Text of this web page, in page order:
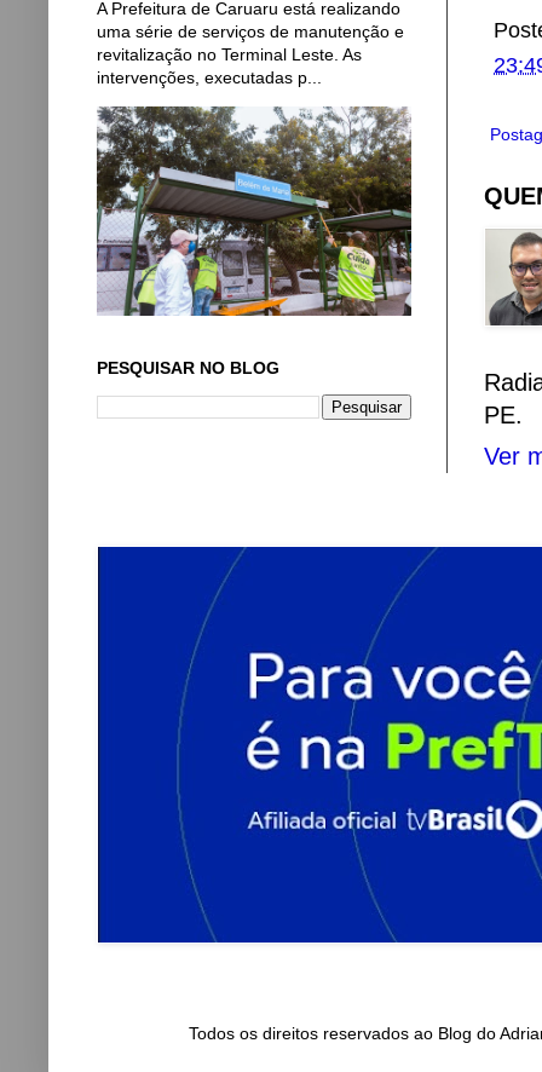
PE.
Ver
A Prefeitura de Caruaru está realizando
uma série de serviços de manutenção e
revitalização no Terminal Leste. As
intervenções, executadas p...
PESQUISAR NO BLOG
Todos os direitos reservados ao Blog do